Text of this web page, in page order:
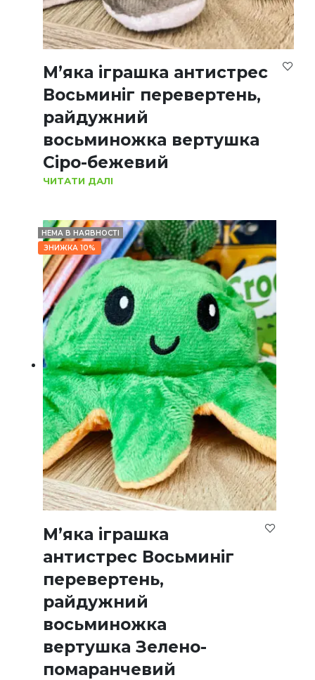
М’яка іграшка антистрес
Восьминіг перевертень,
райдужний
восьминожка вертушка
Сіро-бежевий
ЧИТАТИ ДАЛІ
НЕМА В НАЯВНОСТІ
ЗНИЖКА 10%
М’яка іграшка
антистрес Восьминіг
перевертень,
райдужний
восьминожка
вертушка Зелено-
помаранчевий